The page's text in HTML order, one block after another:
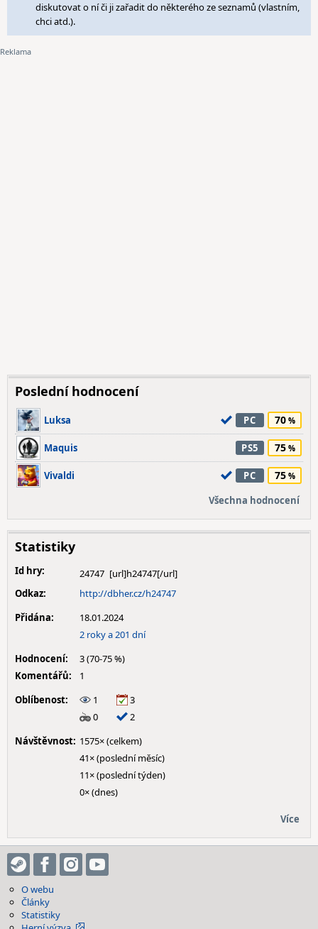
diskutovat o ní či ji zařadit do některého ze seznamů (vlastním,
chci atd.).
Poslední hodnocení
Luksa PC 70
Maquis PS5 75
Vivaldi PC 75
Všechna hodnocení
Statistiky
Id hry:
24747
Odkaz:
http://dbher.cz/h24747
Přidána:
18.01.2024
2 roky a 201 dní
Hodnocení:
3 (70-75 %)
Komentářů:
1
Oblíbenost:
1
3
0
2
Návštěvnost: 1575× (celkem)
41× (poslední měsíc)
11× (poslední týden)
0× (dnes)
Více
O webu
Články
Statistiky